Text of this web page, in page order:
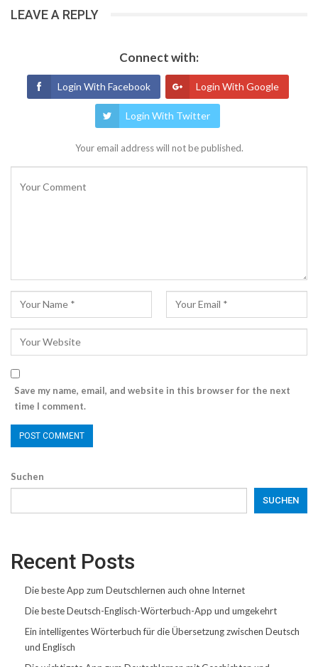
LEAVE A REPLY
Connect with:
Login With Facebook Login With Google
Login With Twitter
Your email address will not be published.
Save my name, email, and website in this browser for the next
time I comment.
Suchen
SUCHEN
Recent Posts
Die beste App zum Deutschlernen auch ohne Internet
Die beste Deutsch-Englisch-Wörterbuch-App und umgekehrt
Ein intelligentes Wörterbuch für die Übersetzung zwischen Deutsch
und Englisch